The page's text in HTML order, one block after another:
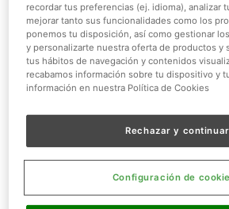
pico de sus padres. Ahora ya
peces directamente ellos mismos,
alimento que les preparan los
momento delicado ya que en este
alimentación pierden peso, pero ya
4 pollos de pingüino
plumaje infantil de color gris claro y
mudado esa pluma han desarrollado
recordar tus preferencias (ej. idioma), analizar
mejorar tanto sus funcionalidades como los
ponemos tu disposición, así como gestionar
y personalizarte nuestra oferta de productos y
tus hábitos de navegación y contenidos
recabamos información sobre tu dispositivo y
información en nuestra Política de Cookies
Rechazar y continuar
Configuración de